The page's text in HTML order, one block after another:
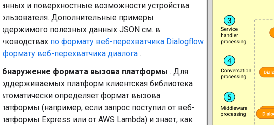
данных и поверхностные возможности устройства
пользователя. Дополнительные примеры
содержимого полезных данных JSON см. в
руководствах по формату веб-перехватчика Dialogflow
формату веб-перехватчика диалога .
Обнаружение формата вызова платформы . Для
поддерживаемых платформ клиентская библиотека
автоматически определяет формат вызова
платформы (например, если запрос поступил от веб-
платформы Express или от AWS Lambda) и знает, как